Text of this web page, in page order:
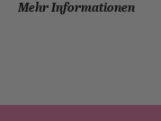
Mehr Informationen